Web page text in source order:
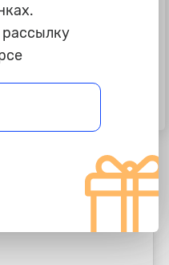
Автошампунь для бесконтактной